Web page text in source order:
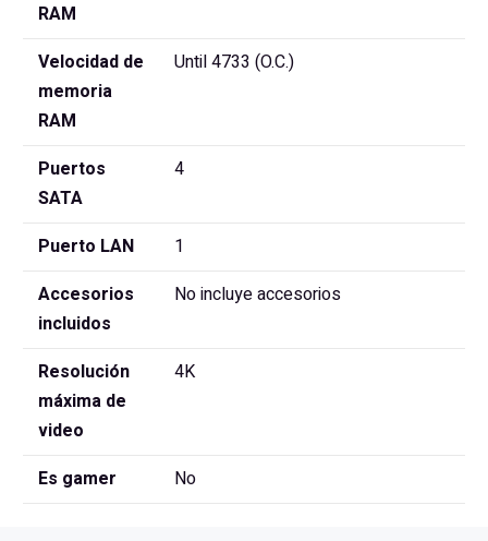
RAM
Velocidad de
memoria
RAM
Until 4733 (O.C.)
Puertos
SATA
4
Puerto LAN
1
Accesorios
incluidos
No incluye accesorios
Resolución
máxima de
video
4K
Es gamer No